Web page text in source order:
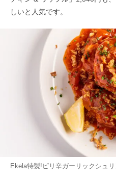
しいと人気です。
Ekela特製!ピリ辛ガーリックシュ